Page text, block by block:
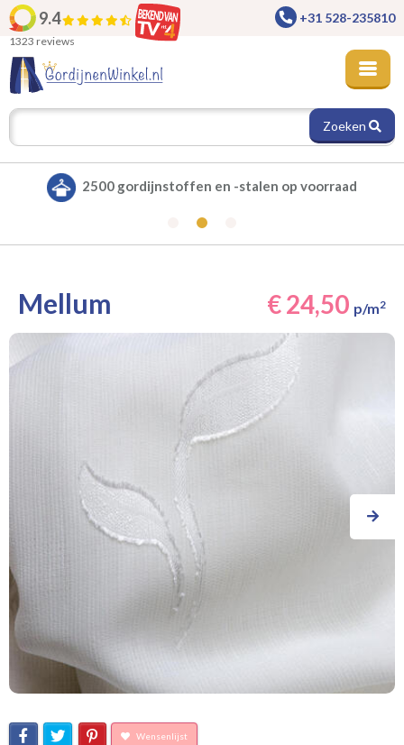
9.4
1323 reviews
+31 528-235810
Zoeken
Alle gordijnen verduisterend leverbaar
Mellum € 24,50 p/m2
Wensenlijst